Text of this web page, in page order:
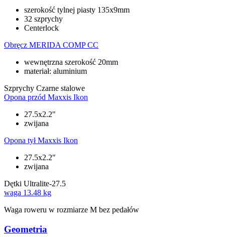
szerokość tylnej piasty 135x9mm
32 szprychy
Centerlock
Obręcz MERIDA COMP CC
wewnętrzna szerokość 20mm
materiał: aluminium
Szprychy Czarne stalowe
Opona przód Maxxis Ikon
27.5x2.2"
zwijana
Opona tył Maxxis Ikon
27.5x2.2"
zwijana
Dętki Ultralite-27.5
waga 13.48 kg
Waga roweru w rozmiarze M bez pedałów
Geometria